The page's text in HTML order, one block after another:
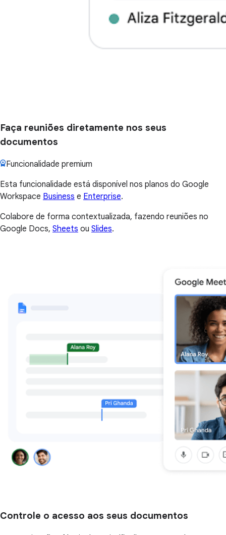
Faça reuniões diretamente nos seus
documentos
Funcionalidade premium
Esta funcionalidade está disponível nos planos do Google
Workspace Business e Enterprise.
Colabore de forma contextualizada, fazendo reuniões no
Google Docs, Sheets ou Slides.
Controle o acesso aos seus documentos